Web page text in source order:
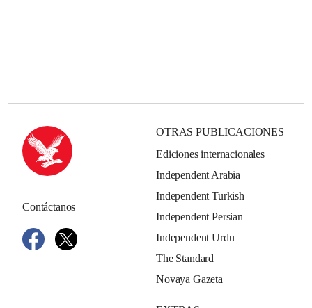
Contáctanos
OTRAS PUBLICACIONES
Ediciones internacionales
Independent Arabia
Independent Turkish
Independent Persian
Independent Urdu
The Standard
Novaya Gazeta